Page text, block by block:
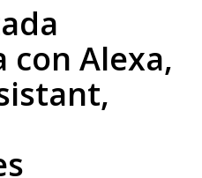
con Alexa,